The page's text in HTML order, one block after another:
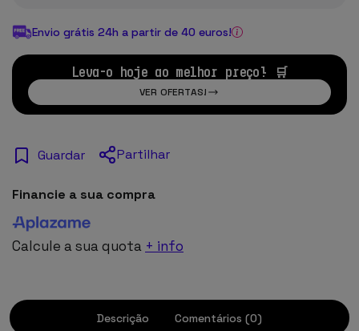
Envio grátis 24h a partir de 40 euros!
Leva-o hoje ao melhor preço! 🛒
VER OFERTAS!
Guardar Partilhar
Financie a sua compra
Calcule a sua quota + info
Descrição Comentários (0)